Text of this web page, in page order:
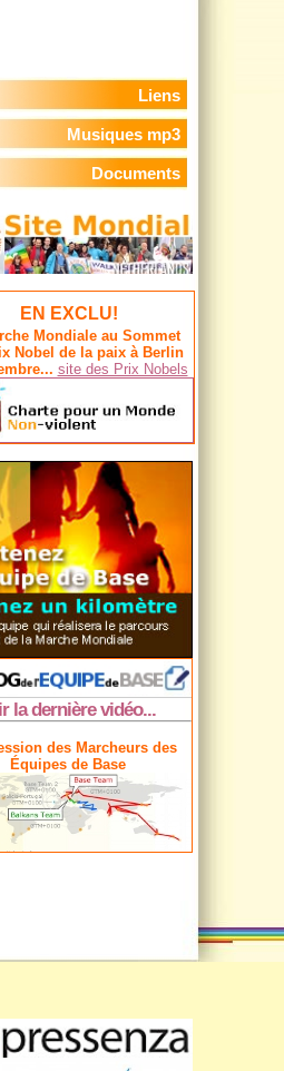
Liens
Musiques mp3
Documents
EN EXCLU!
Mondiale au Sommet
Nobel de la paix à Berlin
site des Prix Nobels
la dernière vidéo...
des Marcheurs des
Équipes de Base